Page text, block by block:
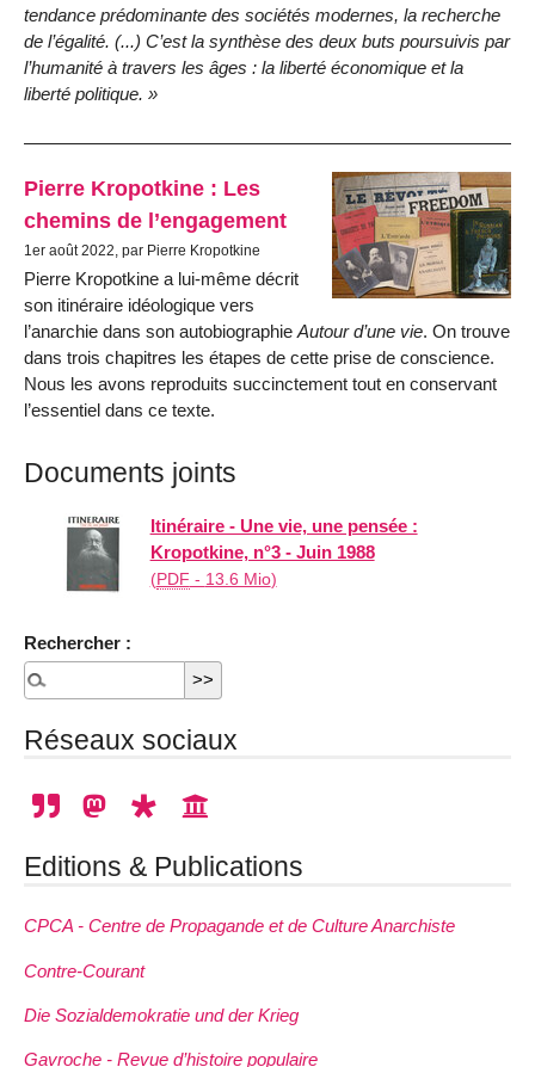
tendance prédominante des sociétés modernes, la recherche
de l’égalité. (...) C’est la synthèse des deux buts poursuivis par
l’humanité à travers les âges : la liberté économique et la
liberté politique. »
Pierre Kropotkine : Les
chemins de l’engagement
1er août 2022, par Pierre Kropotkine
Pierre Kropotkine a lui-même décrit
son itinéraire idéologique vers
l’anarchie dans son autobiographie Autour d’une vie. On trouve
dans trois chapitres les étapes de cette prise de conscience.
Nous les avons reproduits succinctement tout en conservant
l’essentiel dans ce texte.
Documents joints
Itinéraire - Une vie, une pensée :
Kropotkine, n°3 - Juin 1988
(PDF - 13.6 Mio)
Rechercher :
Réseaux sociaux
Editions & Publications
CPCA - Centre de Propagande et de Culture Anarchiste
Contre-Courant
Die Sozialdemokratie und der Krieg
Gavroche - Revue d’histoire populaire